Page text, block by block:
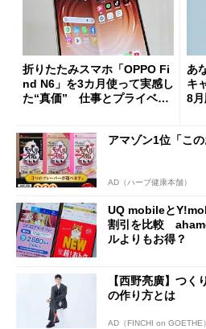
折りたたみスマホ「OPPO Fi
nd N6」を3カ月使って実感し
た“真価” 仕事とプライベー
あ
キ
8月
アマゾン1位「こ
AD（ハーブ健康本舗）
UQ mobileと
割引を比較
ルよりもお得？
【西野亮廣】つく
の作り方とは
AD（FINCHI on GOETHE）